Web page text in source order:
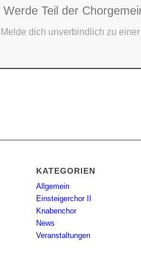
Werde Teil der
Melde dich unverbindlich zu
KATEGORIEN
Allgemein
Einsteigerchor II
Knabenchor
News
Veranstaltungen